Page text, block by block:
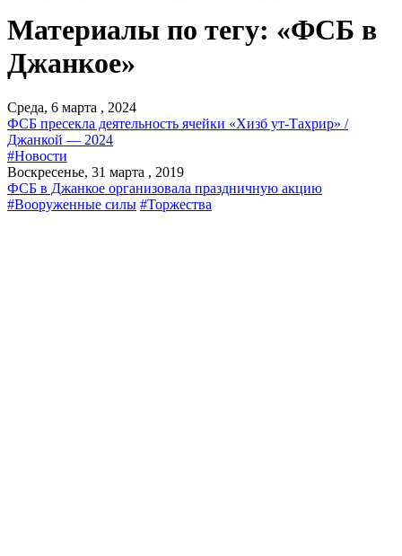
Материалы по тегу: «ФСБ в
Джанкое»
Среда, 6 марта , 2024
ФСБ пресекла деятельность ячейки «Хизб ут-Тахрир» /
Джанкой — 2024
#Новости
Воскресенье, 31 марта , 2019
ФСБ в Джанкое организовала праздничную акцию
#Вооруженные силы #Торжества